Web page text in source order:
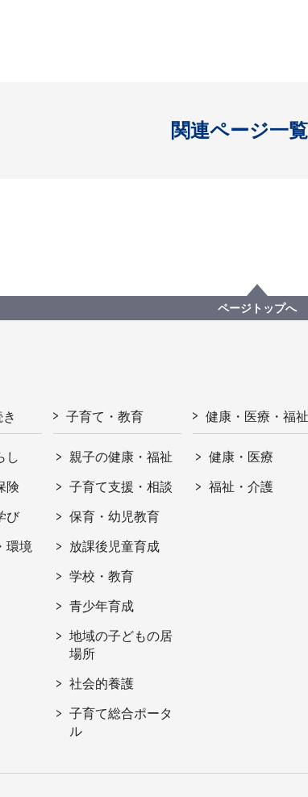
関連ページ一覧
開く
ページトップへ
し
険
び
環境
子育て・教育
親子の健康・福祉
子育て支援・相談
保育・幼児教育
放課後児童育成
学校・教育
青少年育成
地域の子どもの居
場所
社会的養護
子育て総合ポータ
ル
健康・医療・福祉
健康・医療
福祉・介護